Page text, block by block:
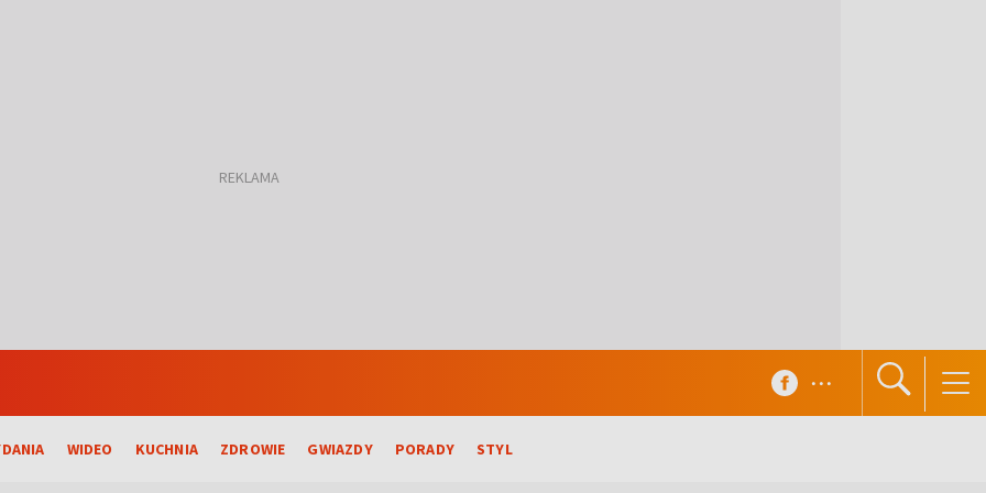
WIDEO KUCHNIA ZDROWIE GWIAZDY PORADY STYL
...